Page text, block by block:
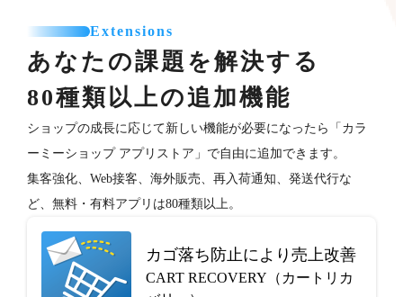
Extensions
あなたの課題を解決する
80種類以上の追加機能
ショップの成長に応じて新しい機能が必要になったら「カラ
ーミーショップ アプリストア」で自由に追加できます。
集客強化、Web接客、海外販売、再入荷通知、発送代行な
ど、無料・有料アプリは80種類以上。
カゴ落ち防止により売上改善
CART RECOVERY（カートリカ